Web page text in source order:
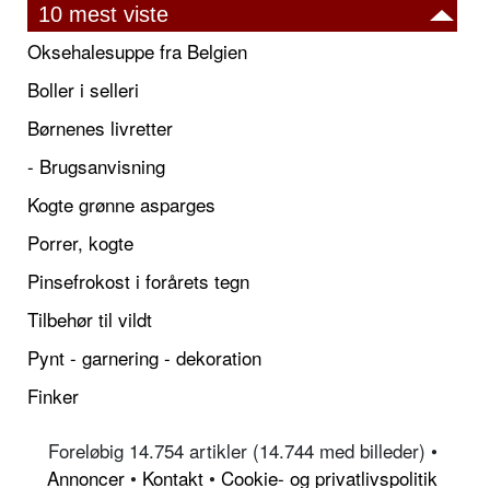
10 mest viste
Oksehalesuppe fra Belgien
Boller i selleri
Børnenes livretter
- Brugsanvisning
Kogte grønne asparges
Porrer, kogte
Pinsefrokost i forårets tegn
Tilbehør til vildt
Pynt - garnering - dekoration
Finker
Foreløbig 14.754 artikler (14.744 med billeder) •
Annoncer • Kontakt • Cookie- og privatlivspolitik